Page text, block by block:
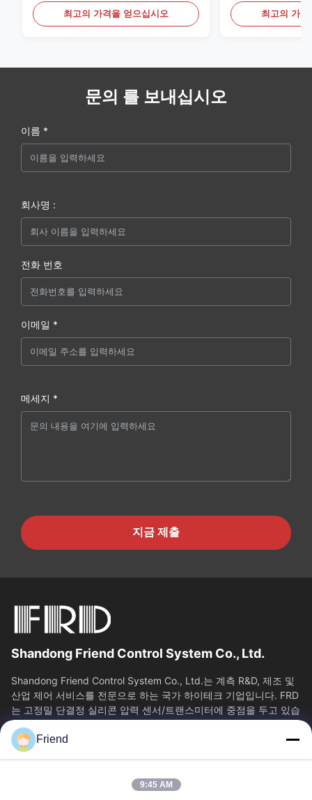
최고의 가격을 얻으십시오 최고의 가
문의 를 보내십시오
이름 *
회사명 :
전화 번호
이메일 *
메세지 *
지금 제출
Shandong Friend Control System Co., Ltd.
Shandong Friend Control System Co., Ltd.는 계측 R&D, 제조 및
산업 제어 서비스를 전문으로 하는 국가 하이테크 기업입니다. FRD
는 고정밀 단결정 실리콘 압력 센서/트랜스미터에 중점을 두고 있습
니다. 클래스 0.05...
빠른 링크
회사 소개
Friend
9:45 AM